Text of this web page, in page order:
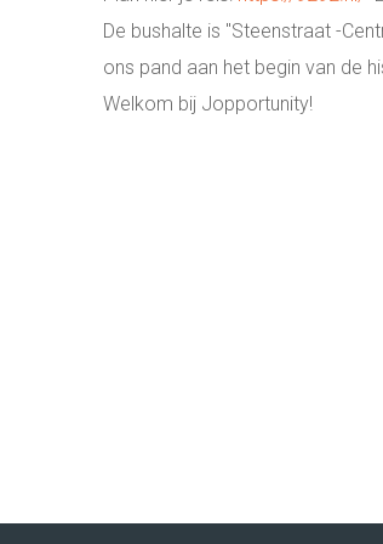
De bushalte is "Steenstraat -
ons pand aan het begin van de
Welkom bij Jopportunity!